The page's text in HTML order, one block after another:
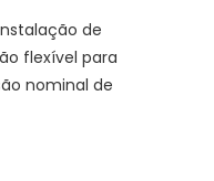
de
flexível para
nominal de